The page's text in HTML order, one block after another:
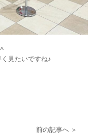
見たいですね♪
前の記事へ ＞